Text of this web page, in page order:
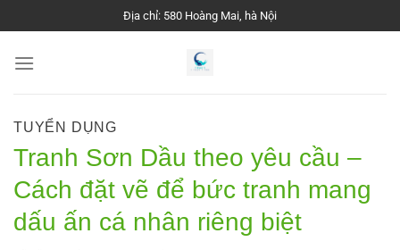
đến
nội
Địa chỉ: 580 Hoàng Mai, hà Nội
TUYỂN DỤNG
Tranh Sơn Dầu theo yêu cầu –
Cách đặt vẽ để bức tranh mang
dấu ấn cá nhân riêng biệt